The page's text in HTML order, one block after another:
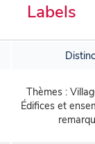
Labels
Thèmes :
Édifices et